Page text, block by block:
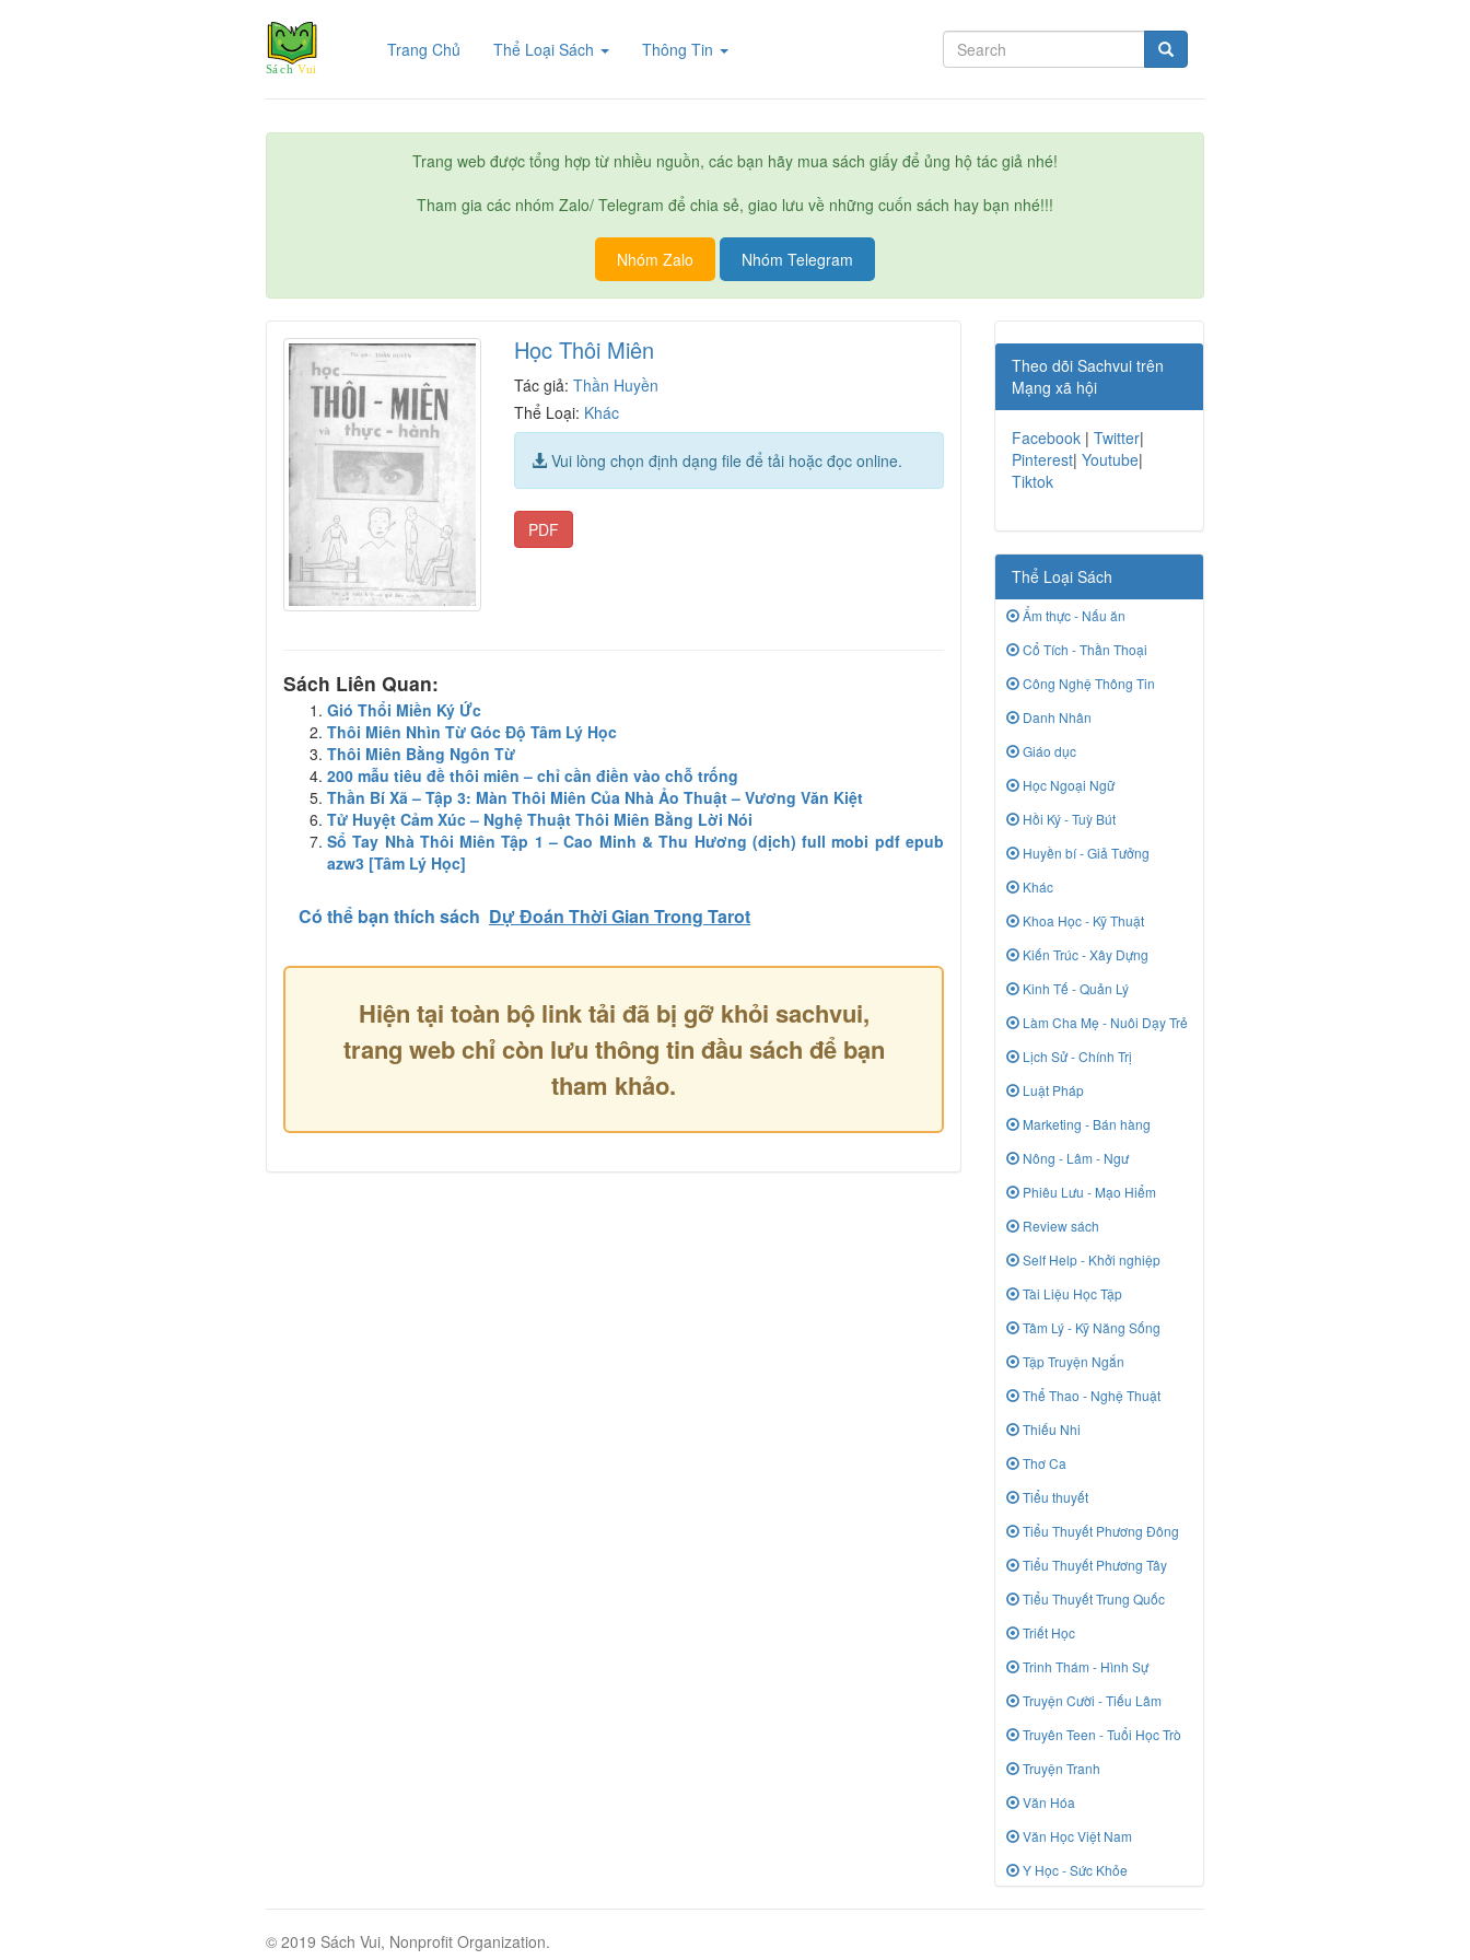
Trang Chủ (current)Thể Loại Sách Thông Tin
Trang web được tổng hợp từ nhiều nguồn, các bạn hãy mua sách giấy để ủng hộ tác giả nhé!
Tham gia các nhóm Zalo/ Telegram để chia sẻ, giao lưu về những cuốn sách hay bạn nhé!!!
Nhóm Zalo Nhóm Telegram
Học Thôi Miên
Tác giả:Thần Huyền
Thể Loại: Khác
Vui lòng chọn định dạng file để tải hoặc đọc online.
PDF
Sách Liên Quan:
Gió Thổi Miền Ký Ức
Thôi Miên Nhìn Từ Góc Độ Tâm Lý Học
Thôi Miên Bằng Ngôn Từ
200 mẫu tiêu đề thôi miên – chỉ cần điền vào chỗ trống
Thần Bí Xã – Tập 3: Màn Thôi Miên Của Nhà Ảo Thuật – Vương Văn Kiệt
Tử Huyệt Cảm Xúc – Nghệ Thuật Thôi Miên Bằng Lời Nói
Sổ Tay Nhà Thôi Miên Tập 1 – Cao Minh & Thu Hương (dịch) full mobi pdf epub
azw3 [Tâm Lý Học]
Có thể bạn thích sách Dự Đoán Thời Gian Trong Tarot
Hiện tại toàn bộ link tải đã bị gỡ khỏi sachvui,
trang web chỉ còn lưu thông tin đầu sách để bạn
tham khảo.
Theo dõi Sachvui trên
Mạng xã hội
Facebook | Twitter|
Pinterest| Youtube|
Tiktok
Thể Loại Sách
Ẩm thực - Nấu ăn
Cổ Tích - Thần Thoại
Công Nghệ Thông Tin
Danh Nhân
Giáo dục
Học Ngoại Ngữ
Hồi Ký - Tuỳ Bút
Huyền bí - Giả Tưởng
Khác
Khoa Học - Kỹ Thuật
Kiến Trúc - Xây Dựng
Kinh Tế - Quản Lý
Làm Cha Mẹ - Nuôi Dạy Trẻ
Lịch Sử - Chính Trị
Luật Pháp
Marketing - Bán hàng
Nông - Lâm - Ngư
Phiêu Lưu - Mạo Hiểm
Review sách
Self Help - Khởi nghiệp
Tài Liệu Học Tập
Tâm Lý - Kỹ Năng Sống
Tập Truyện Ngắn
Thể Thao - Nghệ Thuật
Thiếu Nhi
Thơ Ca
Tiểu thuyết
Tiểu Thuyết Phương Đông
Tiểu Thuyết Phương Tây
Tiểu Thuyết Trung Quốc
Triết Học
Trinh Thám - Hình Sự
Truyện Cười - Tiếu Lâm
Truyên Teen - Tuổi Học Trò
Truyện Tranh
Văn Hóa
Văn Học Việt Nam
Y Học - Sức Khỏe
© 2019 Sách Vui, Nonprofit Organization.